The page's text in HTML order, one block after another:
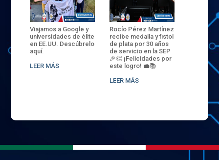
Viajamos a Google y
universidades de élite
en EE.UU. Descúbrelo
aquí.
LEER MÁS
Rocío Pérez Martínez
recibe medalla y fistol
de plata por 30 años
de servicio en la SEP
🎉👏 ¡Felicidades por
este logro! 💼📚
LEER MÁS
ENECB-
del
batalla.
32
sede